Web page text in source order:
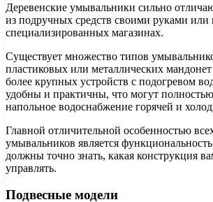
Деревенские умывальники сильно
из подручных средств своими руками или
специализированных магазинах.
Существует множество типов
пластиковых или металлических
более крупных устройств с подогревом
удобны и практичны, что могут
напольное водоснабжение горячей и
Главной отличительной особенностью
умывальников является
должны точно знать, какая конструкция
управлять.
Подвесные модели